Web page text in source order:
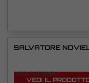
SALVATORE
VEDI TUTORIAL
VEDI IL